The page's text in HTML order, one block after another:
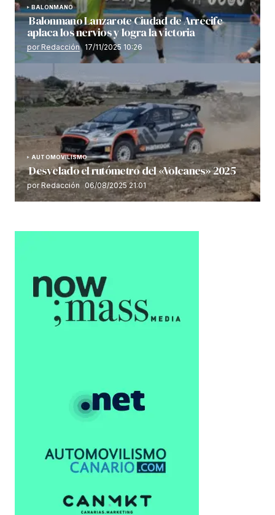
BALONMANO
Balonmano Lanzarote Ciudad de Arrecife
aplaca los nervios y logra la victoria
por Redacción 17/11/2025 10:26
AUTOMOVILISMO
Desvelado el rutómetro del «Volcanes» 2025
por Redacción 06/08/2025 21:01